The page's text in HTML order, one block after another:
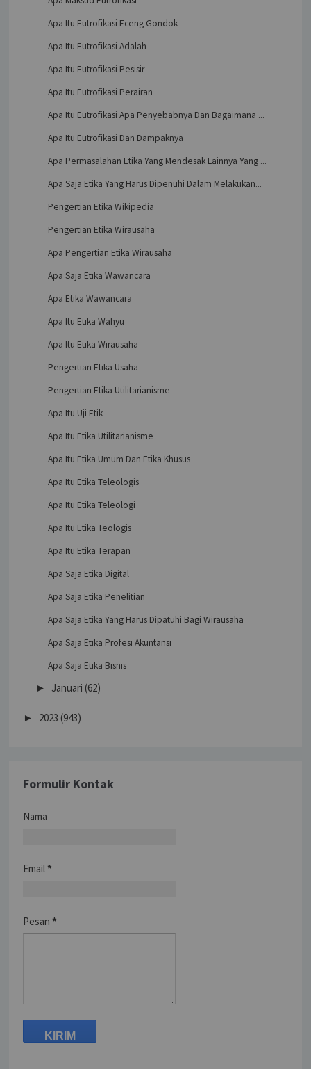
Apa Itu Eutrofikasi Eceng Gondok
Apa Itu Eutrofikasi Adalah
Apa Itu Eutrofikasi Pesisir
Apa Itu Eutrofikasi Perairan
Apa Itu Eutrofikasi Apa Penyebabnya Dan Bagaimana ...
Apa Itu Eutrofikasi Dan Dampaknya
Apa Permasalahan Etika Yang Mendesak Lainnya Yang ...
Apa Saja Etika Yang Harus Dipenuhi Dalam Melakukan...
Pengertian Etika Wikipedia
Pengertian Etika Wirausaha
Apa Pengertian Etika Wirausaha
Apa Saja Etika Wawancara
Apa Etika Wawancara
Apa Itu Etika Wahyu
Apa Itu Etika Wirausaha
Pengertian Etika Usaha
Pengertian Etika Utilitarianisme
Apa Itu Uji Etik
Apa Itu Etika Utilitarianisme
Apa Itu Etika Umum Dan Etika Khusus
Apa Itu Etika Teleologis
Apa Itu Etika Teleologi
Apa Itu Etika Teologis
Apa Itu Etika Terapan
Apa Saja Etika Digital
Apa Saja Etika Penelitian
Apa Saja Etika Yang Harus Dipatuhi Bagi Wirausaha
Apa Saja Etika Profesi Akuntansi
Apa Saja Etika Bisnis
► Januari (62)
► 2023 (943)
Formulir Kontak
Nama
Email*
Pesan*